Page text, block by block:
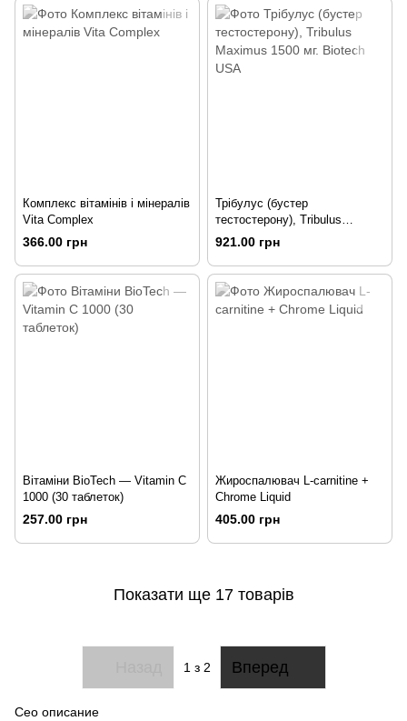
Комплекс вітамінів і мінералів
Vita Complex
366.00 грн
Трібулус (бустер
тестостерону), Tribulus
Maximus 1500 мг. Biotech USA
921.00 грн
Вітаміни BioTech — Vitamin C
1000 (30 таблеток)
257.00 грн
Жироспалювач L-carnitine +
Chrome Liquid
405.00 грн
Показати ще 17 товарів
1з 2 Вперед
Сео описание